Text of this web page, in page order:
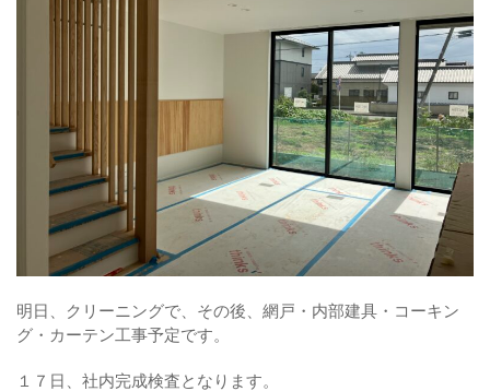
明日、クリーニングで、その後、網戸・内部建具・コーキン
グ・カーテン工事予定です。
１７日、社内完成検査となります。